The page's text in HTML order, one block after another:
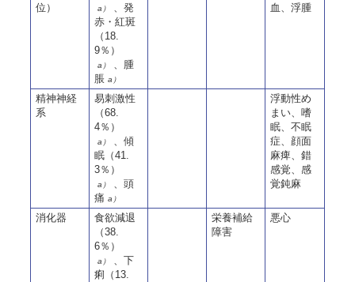
位）
a）
、発
赤・紅斑
（18.
9％）
a）
、腫
脹 a）
血、浮腫
精神神経
系
易刺激性
（68.
4％）
a）
、傾
眠（41.
3％）
a）
、頭
痛 a）
浮動性め
まい、嗜
眠、不眠
症、顔面
麻痺、錯
感覚、感
覚鈍麻
消化器
食欲減退
（38.
6％）
a）
、下
痢（13.
栄養補給
障害
悪心